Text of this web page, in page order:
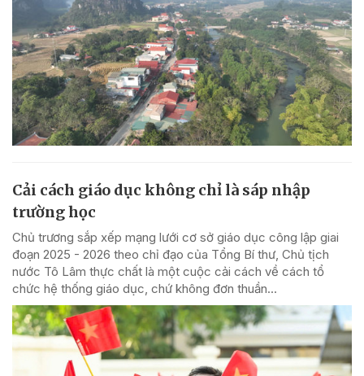
Cải cách giáo dục không chỉ là sáp nhập
trường học
Chủ trương sắp xếp mạng lưới cơ sở giáo dục công lập giai
đoạn 2025 - 2026 theo chỉ đạo của Tổng Bí thư, Chủ tịch
nước Tô Lâm thực chất là một cuộc cải cách về cách tổ
chức hệ thống giáo dục, chứ không đơn thuần...